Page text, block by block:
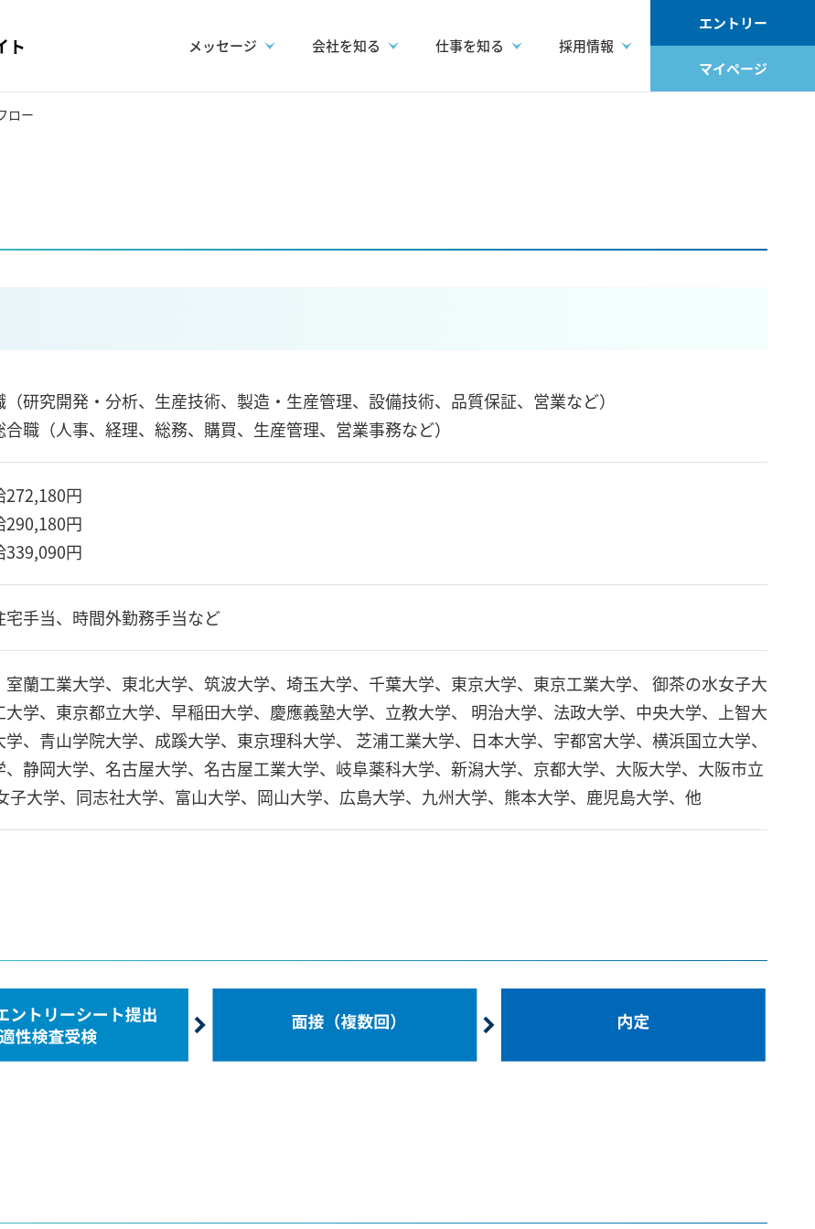
ト メッセージ 会社を知る 仕事を知る 採用情報
エントリー
マイページ
ロー
研究開発・分析、生産技術、製造・生産管理、設備技術、品質保証、営業など）
職（人事、経理、総務、購買、生産管理、営業事務など）
円
円
円
宅手当、時間外勤務手当など
蘭工業大学、東北大学、筑波大学、埼玉大学、千葉大学、東京大学、東京工業大学、 御茶の水女子大
大学、東京都立大学、早稲田大学、慶應義塾大学、立教大学、 明治大学、法政大学、中央大学、上智大
、青山学院大学、成蹊大学、東京理科大学、 芝浦工業大学、日本大学、宇都宮大学、横浜国立大学、
静岡大学、名古屋大学、名古屋工業大学、岐阜薬科大学、新潟大学、京都大学、大阪大学、大阪市立
子大学、同志社大学、富山大学、岡山大学、広島大学、九州大学、熊本大学、鹿児島大学、他